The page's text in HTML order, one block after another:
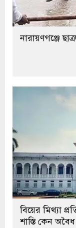
নারায়ণগঞ্জে
বিয়ের মিথ্যা
শাস্তি কেন